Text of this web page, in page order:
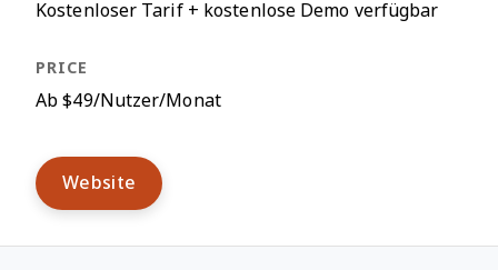
Kostenloser Tarif + kostenlose Demo verfügbar
Ab $49/Nutzer/Monat
Website